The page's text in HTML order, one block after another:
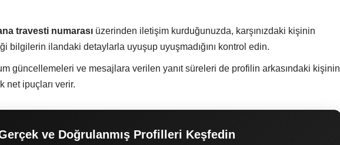
travesti numarası üzerinden iletişim kurduğunuzda, karşınızdaki kişinin
bilgilerin ilandaki detaylarla uyuşup uyuşmadığını kontrol edin.
güncellemeleri ve mesajlara verilen yanıt süreleri de profilin arkasındaki kişinin
net ipuçları verir.
ve Doğrulanmış Profilleri Keşfedin